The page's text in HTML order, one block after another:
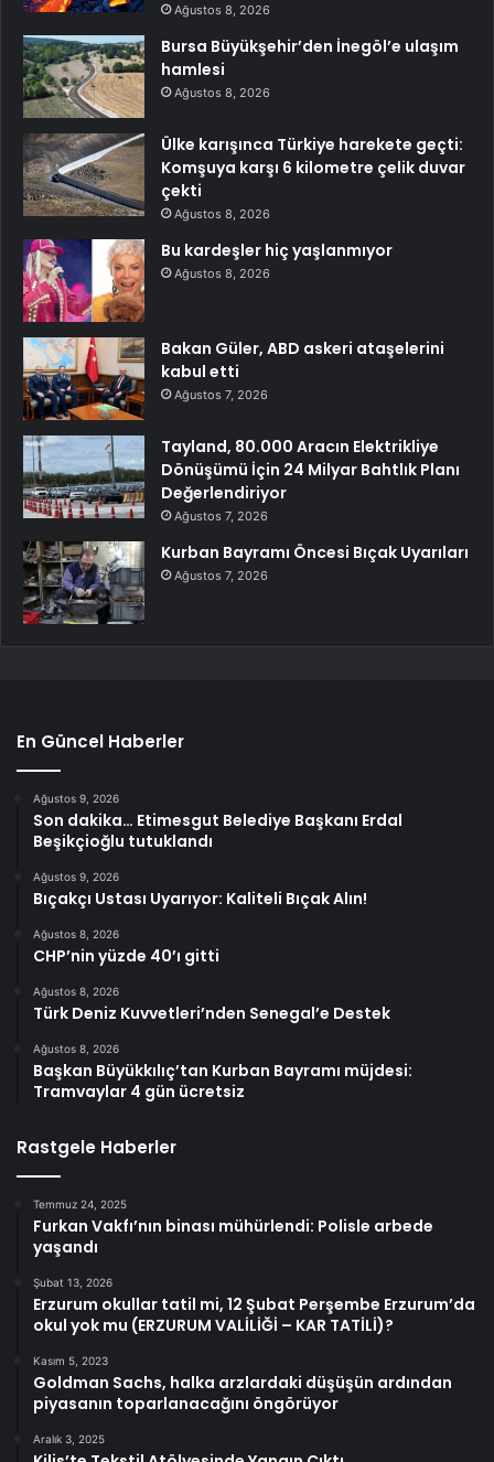
Ağustos 8, 2026
Bursa Büyükşehir’den İnegöl’e ulaşım
hamlesi
Ağustos 8, 2026
Ülke karışınca Türkiye harekete geçti:
Komşuya karşı 6 kilometre çelik duvar
çekti
Ağustos 8, 2026
Bu kardeşler hiç yaşlanmıyor
Ağustos 8, 2026
Bakan Güler, ABD askeri ataşelerini
kabul etti
Ağustos 7, 2026
Tayland, 80.000 Aracın Elektrikliye
Dönüşümü İçin 24 Milyar Bahtlık Planı
Değerlendiriyor
Ağustos 7, 2026
Kurban Bayramı Öncesi Bıçak Uyarıları
Ağustos 7, 2026
En Güncel Haberler
Ağustos 9, 2026
Son dakika… Etimesgut Belediye Başkanı Erdal
Beşikçioğlu tutuklandı
Ağustos 9, 2026
Bıçakçı Ustası Uyarıyor: Kaliteli Bıçak Alın!
Ağustos 8, 2026
CHP’nin yüzde 40’ı gitti
Ağustos 8, 2026
Türk Deniz Kuvvetleri’nden Senegal’e Destek
Ağustos 8, 2026
Başkan Büyükkılıç’tan Kurban Bayramı müjdesi:
Tramvaylar 4 gün ücretsiz
Rastgele Haberler
Temmuz 24, 2025
Furkan Vakfı’nın binası mühürlendi: Polisle arbede
yaşandı
Şubat 13, 2026
Erzurum okullar tatil mi, 12 Şubat Perşembe Erzurum’da
okul yok mu (ERZURUM VALİLİĞİ – KAR TATİLİ)?
Kasım 5, 2023
Goldman Sachs, halka arzlardaki düşüşün ardından
piyasanın toparlanacağını öngörüyor
Aralık 3, 2025